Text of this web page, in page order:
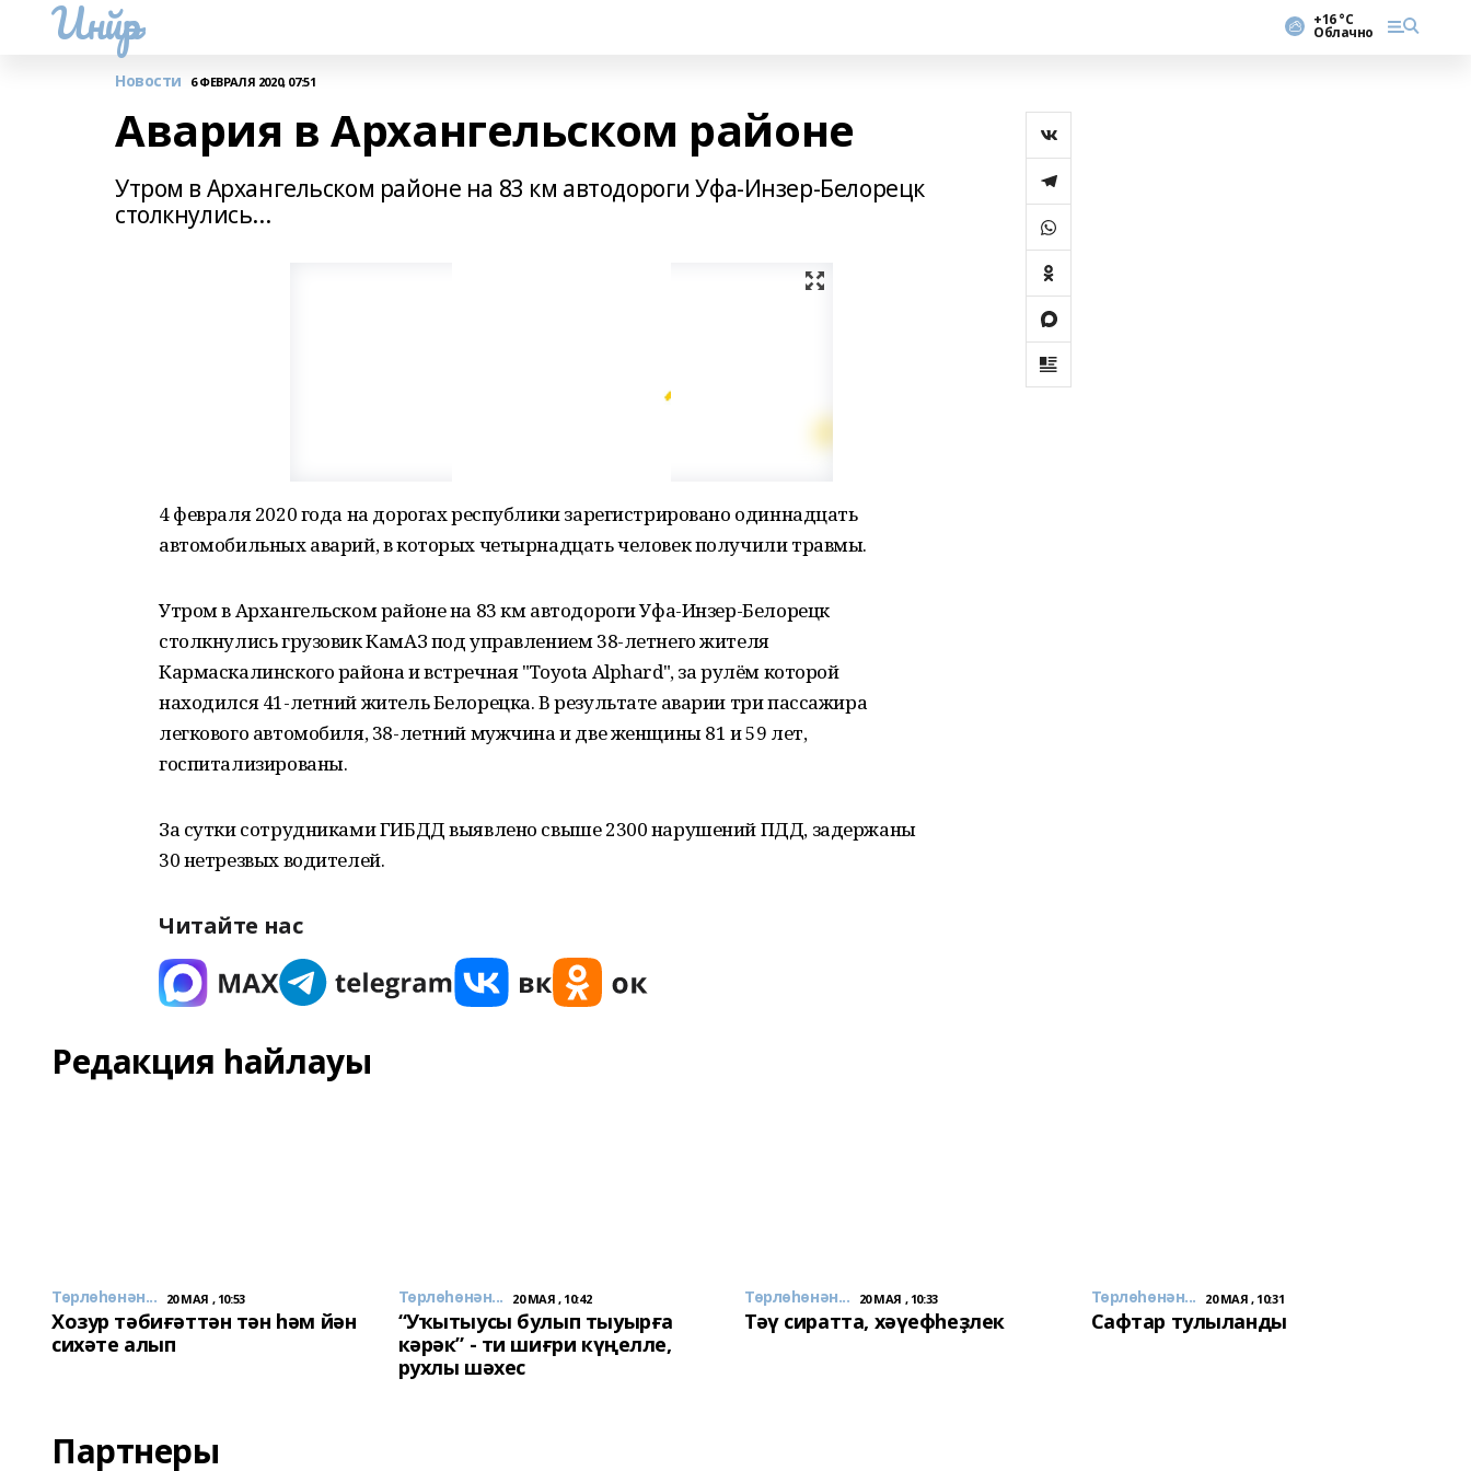
Инйәр +16 °С
Облачно
Новости 6 ФЕВРАЛЯ 2020, 07:51
Авария в Архангельском районе
Утром в Архангельском районе на 83 км автодороги Уфа-Инзер-Белорецк
столкнулись...
4 февраля 2020 года на дорогах республики зарегистрировано одиннадцать
автомобильных аварий, в которых четырнадцать человек получили травмы.
Утром в Архангельском районе на 83 км автодороги Уфа-Инзер-Белорецк
столкнулись грузовик КамАЗ под управлением 38-летнего жителя
Кармаскалинского района и встречная "Toyota Alphard", за рулём которой
находился 41-летний житель Белорецка. В результате аварии три пассажира
легкового автомобиля, 38-летний мужчина и две женщины 81 и 59 лет,
госпитализированы.
За сутки сотрудниками ГИБДД выявлено свыше 2300 нарушений ПДД, задержаны
30 нетрезвых водителей.
Читайте нас
Редакция һайлауы
Төрлөһөнән... 20 МАЯ , 10:53
Хозур тәбиғәттән тән һәм йән
сихәте алып
Төрлөһөнән... 20 МАЯ , 10:42
“Уҡытыусы булып тыуырға
кәрәк” - ти шиғри күңелле,
рухлы шәхес
Төрлөһөнән... 20 МАЯ , 10:33
Тәү сиратта, хәүефһеҙлек
Төрлөһөнән... 20 МАЯ , 10:31
Сафтар тулыланды
Партнеры